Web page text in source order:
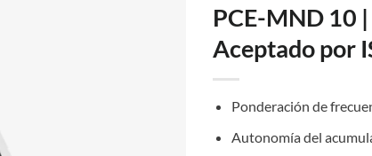
PCE-MND 10
Aceptado por
Ponderación de
Autonomía del